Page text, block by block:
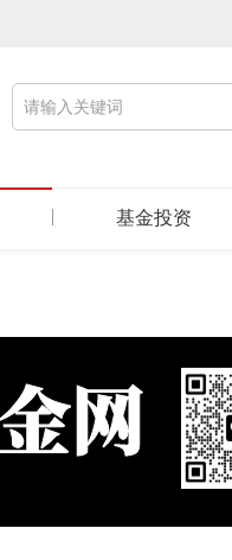
基金投资